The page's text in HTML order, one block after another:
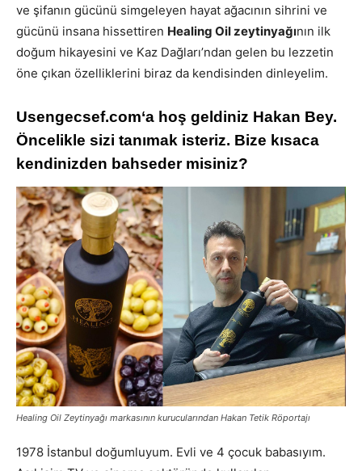
ve şifanın gücünü simgeleyen hayat ağacının sihrini ve
gücünü insana hissettiren Healing Oil zeytinyağının ilk
doğum hikayesini ve Kaz Dağları’ndan gelen bu lezzetin
öne çıkan özelliklerini biraz da kendisinden dinleyelim.
Usengecsef.com‘a hoş geldiniz Hakan Bey.
Öncelikle sizi tanımak isteriz. Bize kısaca
kendinizden bahseder misiniz?
Healing Oil Zeytinyağı markasının kurucularından Hakan Tetik Röportajı
1978 İstanbul doğumluyum. Evli ve 4 çocuk babasıyım.